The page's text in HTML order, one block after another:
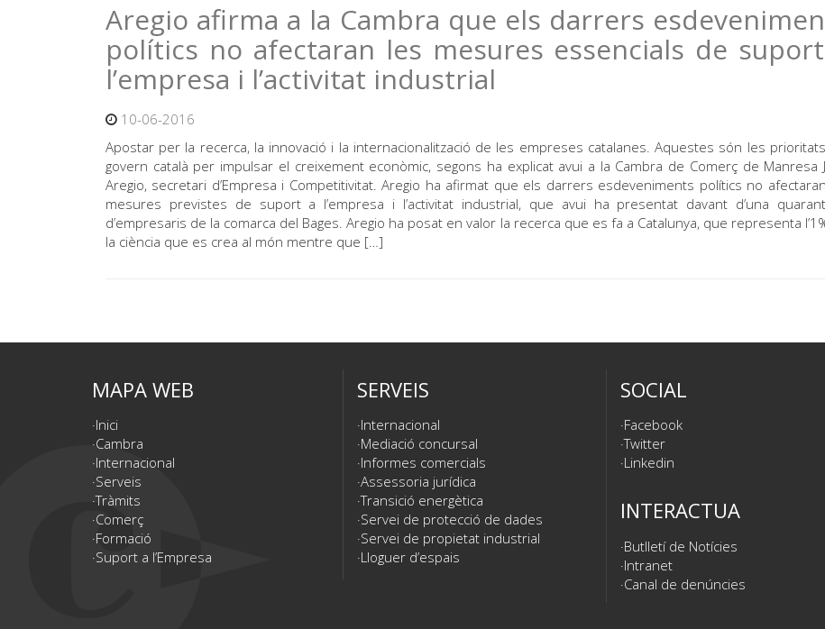
Aregio afirma a la Cambra que els darrers
polítics no afectaran les mesures essencials de
l’empresa i l’activitat industrial
10-06-2016
Apostar per la recerca, la innovació i la internacionalització de les empreses catalanes. Aquestes són les
govern català per impulsar el creixement econòmic, segons ha explicat avui a la Cambra de Comerç de Manresa
Aregio, secretari d’Empresa i Competitivitat. Aregio ha afirmat que els darrers esdeveniments polítics no
mesures previstes de suport a l’empresa i l’activitat industrial, que avui ha presentat davant d’una
d’empresaris de la comarca del Bages. Aregio ha posat en valor la recerca que es fa a Catalunya, que representa
la ciència que es crea al món mentre que […]
MAPA WEB
Inici
Cambra
Internacional
Serveis
Tràmits
Comerç
Formació
Suport a l’Empresa
SERVEIS
Internacional
Mediació concursal
Informes comercials
Assessoria jurídica
Transició energètica
Servei de protecció de dades
Servei de propietat industrial
Lloguer d’espais
SOCIAL
Facebook
Twitter
Linkedin
INTERACTUA
Butlletí de Notícies
Intranet
Canal de denúncies